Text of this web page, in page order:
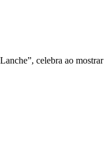
celebra ao mostrar